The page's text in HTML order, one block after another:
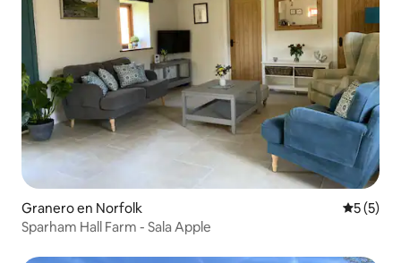
Granero en Norfolk
5 (5)
Sparham Hall Farm - Sala Apple